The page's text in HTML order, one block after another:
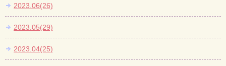
2023.06(26)
2023.05(29)
2023.04(25)